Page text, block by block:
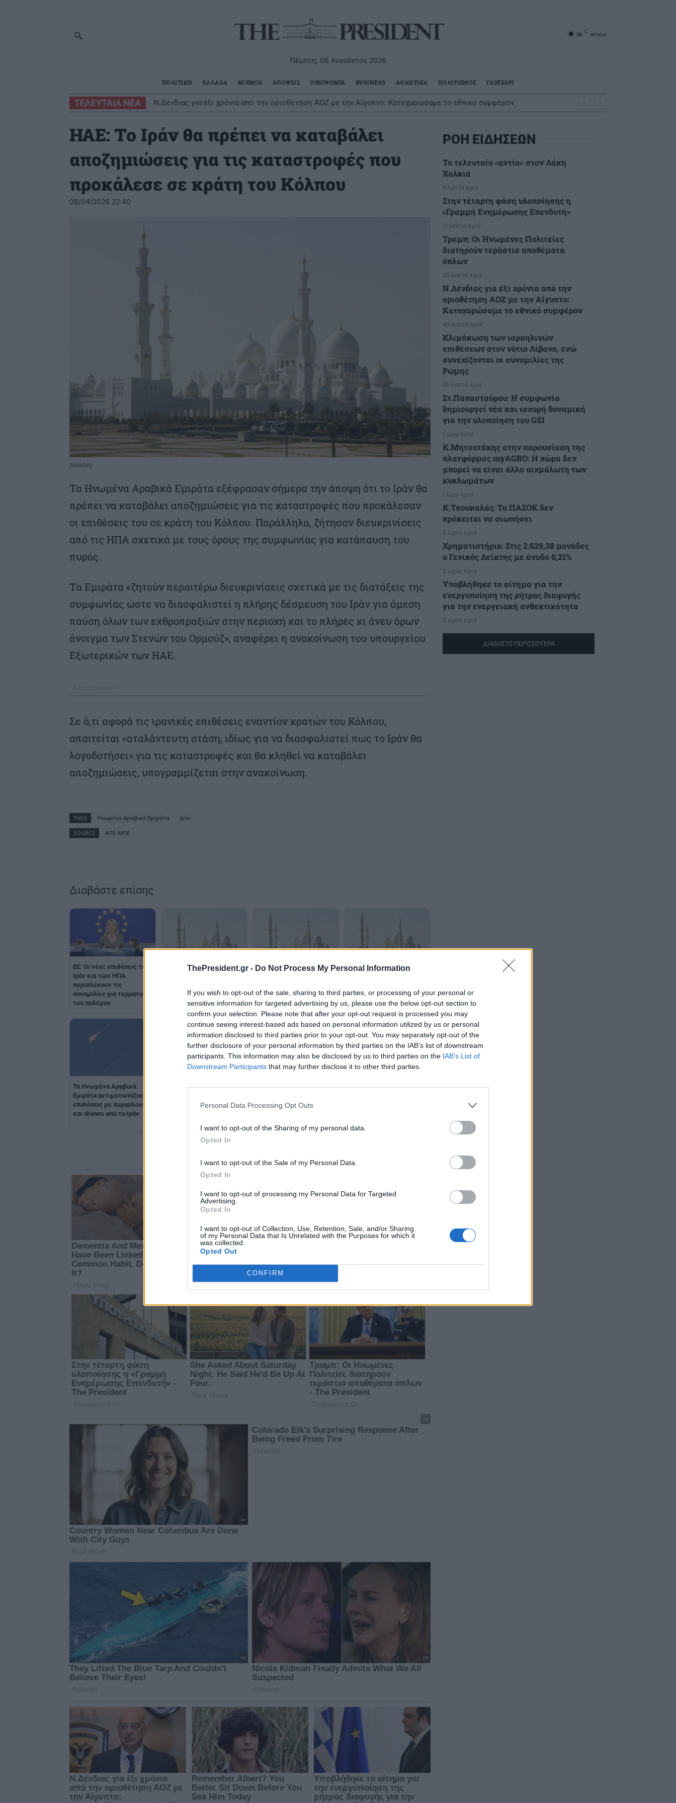
ThePresident.gr - Do Not Process My Personal Information
If you wish to opt-out of the sale, sharing to third parties, or processing of your personal or
sensitive information for targeted advertising by us, please use the below opt-out section to
confirm your selection. Please note that after your opt-out request is processed you may
continue seeing interest-based ads based on personal information utilized by us or personal
information disclosed to third parties prior to your opt-out. You may separately opt-out of the
further disclosure of your personal information by third parties on the IAB’s list of downstream
participants. This information may also be disclosed by us to third parties on the IAB’s List of
Downstream Participants that may further disclose it to other third parties.
Personal Data Processing Opt Outs
I want to opt-out of the Sharing of my personal data.
Opted In
I want to opt-out of the Sale of my Personal Data.
Opted In
I want to opt-out of processing my Personal Data for Targeted
Advertising.
Opted In
I want to opt-out of Collection, Use, Retention, Sale, and/or Sharing
of my Personal Data that Is Unrelated with the Purposes for which it
was collected.
Opted Out
CONFIRM
Πέμπτη, 06 Αυγούστου 2026
34 C Athens
ΠΟΛΙΤΙΚΗ ΕΛΛΑΔΑ ΚΟΣΜΟΣ ΑΠΟΨΕΙΣ ΟΙΚΟΝΟΜΙΑ BUSINESS ΑΘΛΗΤΙΚΑ ΠΟΛΙΤΙΣΜΟΣ ΓΛΩΣΣΑΡΙ
ΤΕΛΕΥΤΑΙΑ ΝΕΑ Ν.Δένδιας για έξι χρόνια από την οριοθέτηση ΑΟΖ με την Αίγυπτο: Κατοχυρώσαμε το εθνικό συμφέρον
ΗΑΕ: Το Ιράν θα πρέπει να καταβάλει
αποζημιώσεις για τις καταστροφές που
προκάλεσε σε κράτη του Κόλπου
08/04/2026 22:40
pixabay
Τα Ηνωμένα Αραβικά Εμιράτα εξέφρασαν σήμερα την άποψη ότι το Ιράν θα
πρέπει να καταβάλει αποζημιώσεις για τις καταστροφές που προκάλεσαν
οι επιθέσεις του σε κράτη του Κόλπου. Παράλληλα, ζήτησαν διευκρινίσεις
από τις ΗΠΑ σχετικά με τους όρους της συμφωνίας για κατάπαυση του
πυρός.
Τα Εμιράτα «ζητούν περαιτέρω διευκρινίσεις σχετικά με τις διατάξεις της
συμφωνίας ώστε να διασφαλιστεί η πλήρης δέσμευση του Ιράν για άμεση
παύση όλων των εχθροπραξιών στην περιοχή και το πλήρες κι άνευ όρων
άνοιγμα των Στενών του Ορμούζ», αναφέρει η ανακοίνωση του υπουργείου
Εξωτερικών των ΗΑΕ.
Σε ό,τι αφορά τις ιρανικές επιθέσεις εναντίον κρατών του Κόλπου,
απαιτείται «αταλάντευτη στάση, ιδίως για να διασφαλιστεί πως το Ιράν θα
λογοδοτήσει» για τις καταστροφές και θα κληθεί να καταβάλει
αποζημιώσεις, υπογραμμίζεται στην ανακοίνωση.
TAGS Ηνωμένα Αραβικά Εμιράτα
Ιράν
SOURCE
ΑΠΕ-ΜΠΕ
Διαβάστε επίσης
ΕΕ: Οι νέες επιθέσεις του
Ιράν και των ΗΠΑ
περιπλέκουν τις
συνομιλίες για τερματισμό
του πολέμου
πυραυλική απειλή
επιθέσεις στο Κουβέιτ και
το Μπαχρέιν
εμπλοκή στον πόλεμο
εναντίον του
Τα Ηνωμένα Αραβικά
Εμιράτα αντιμετωπίζουν
επιθέσεις με πυραύλους
και drones από το Ιράν
μία ειρηνευτική συμφωνία
Ιράν: Δεν ανοίγουν τα
αποζημιώσεις –
Ιράν: Eπιδιώκει
ΡΟΗ ΕΙΔΗΣΕΩΝ
Το τελευταίο «αντίο» στον Λάκη
Χαλκιά
5 λεπτά πριν
Στην τέταρτη φάση υλοποίησης η
«Γραμμή Ενημέρωσης Επενδυτή»
11 λεπτά πριν
Τραμπ: Οι Ηνωμένες Πολιτείες
διατηρούν τεράστια αποθέματα
όπλων
25 λεπτά πριν
Ν.Δένδιας για έξι χρόνια από την
οριοθέτηση ΑΟΖ με την Αίγυπτο:
Κατοχυρώσαμε το εθνικό συμφέρον
40 λεπτά πριν
Κλιμάκωση των ισραηλινών
επιθέσεων στον νότιο Λίβανο, ενώ
συνεχίζονται οι συνομιλίες της
Ρώμης
56 λεπτά πριν
Στ.Παπασταύρου: Η συμφωνία
δημιουργεί νέα και ισχυρή δυναμική
για την υλοποίηση του GSI
1 ώρα πριν
Κ.Μητσοτάκης στην παρουσίαση της
πλατφόρμας myAGRO: Η χώρα δεν
μπορεί να είναι άλλο αιχμάλωτη των
κυκλωμάτων
1 ώρα πριν
Κ.Τσουκαλάς: Το ΠΑΣΟΚ δεν
πρόκειται να σιωπήσει
2 ώρες πριν
Χρηματιστήριο: Στις 2.629,38 μονάδες
ο Γενικός Δείκτης με άνοδο 0,21%
2 ώρες πριν
Υποβλήθηκε το αίτημα για την
ενεργοποίηση της ρήτρας διαφυγής
για την ενεργειακή ανθεκτικότητα
2 ώρες πριν
ΔΙΑΒΑΣΤΕ ΠΕΡΙΣΣΟΤΕΡΑ